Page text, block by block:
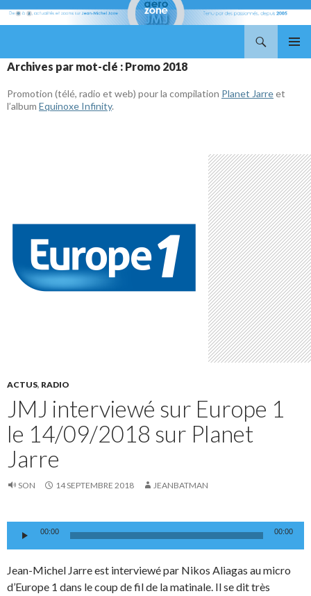
AU
Archives par mot-clé : Promo 2018
Promotion (télé, radio et web) pour la compilation Planet Jarreet
l’album Equinoxe Infinity.
ACTUS, RADIO
JMJ interviewé sur Europe 1
le 14/09/2018 sur Planet
Jarre
SON 14 SEPTEMBRE 2018 JEANBATMAN
Lecteur
audio
00:00 00:00
Jean-Michel Jarre est interviewé par Nikos Aliagas au micro
d’Europe 1 dans le coup de fil de la matinale. Il se dit très